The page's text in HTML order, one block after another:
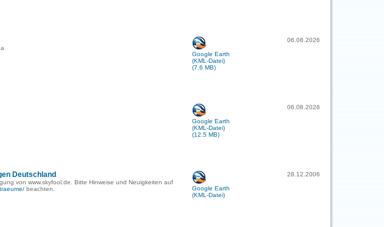
Google Earth
(KML-Datei)
(7.6 MB)
06.08.2026
Google Earth
(KML-Datei)
(12.5 MB)
06.08.2026
Deutschland
von www.skyfool.de. Bitte Hinweise und Neuigkeiten auf
beachten.
Google Earth
(KML-Datei)
28.12.2006